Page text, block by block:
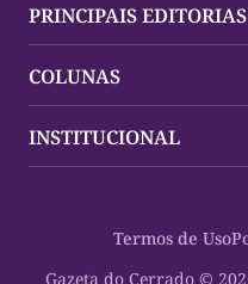
PRINCIPAIS EDITORIAS
Palmas
Mundo
Oportunidades
Cultura
COLUNAS
Policial
Planeta Vivo
Espaço Cidadania
INSTITUCIONAL
Gazeta do Cerrado ©
Termos de Uso